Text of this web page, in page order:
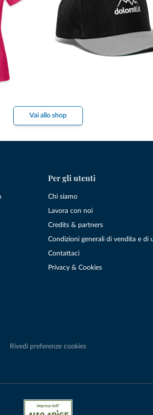
Vai allo shop
Per gli utenti
Chi siamo
Lavora con noi
Credits & partners
Condizioni generali di vendita e di
Contattaci
Privacy & Cookies
Rivedi preferenze cookies